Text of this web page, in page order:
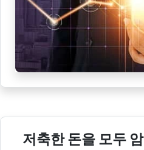
저축한 돈을 모두